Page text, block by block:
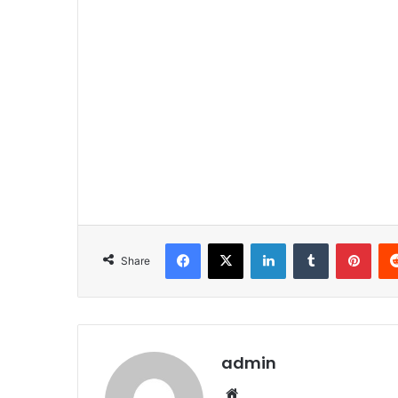
Share
Facebook
X LinkedInTumblr
admin